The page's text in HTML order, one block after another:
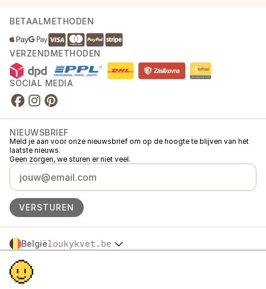
BETAALMETHODEN
VERZENDMETHODEN
SOCIAL MEDIA
NIEUWSBRIEF
Meld je aan voor onze nieuwsbrief om op de hoogte te blijven van het
laatste nieuws.
Geen zorgen, we sturen er niet veel.
VERSTUREN
Belgiëloukykvet.be
Slovensko
Polska
© 2016 →
Loukykvět s.r.o. staat ingeschreven in het handelsregister van de